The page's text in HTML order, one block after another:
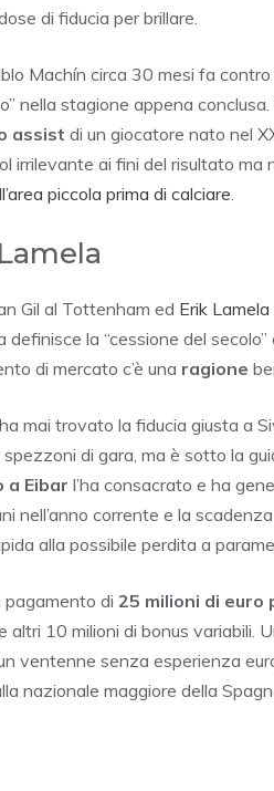
di fiducia per brillare.
Machín circa 30 mesi fa
nella stagione appena
assist di un giocatore nato nel
irrilevante ai fini del risultato ma
piccola prima di calciare.
Gil al Tottenham ed Erik Lamela
la “cessione del
di mercato c’è una ragione
mai trovato la fiducia giusta a
di gara, ma è sotto la
a Eibar l’ha consacrato e ha
nell’anno corrente e la
alla possibile perdita a
pagamento di 25 milioni di euro
altri 10 milioni di bonus variabili.
ventenne senza esperienza
nazionale maggiore della